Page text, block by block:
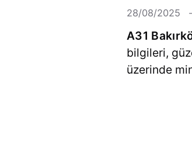
28/08/2025
A31
bilgileri,
üzerinde